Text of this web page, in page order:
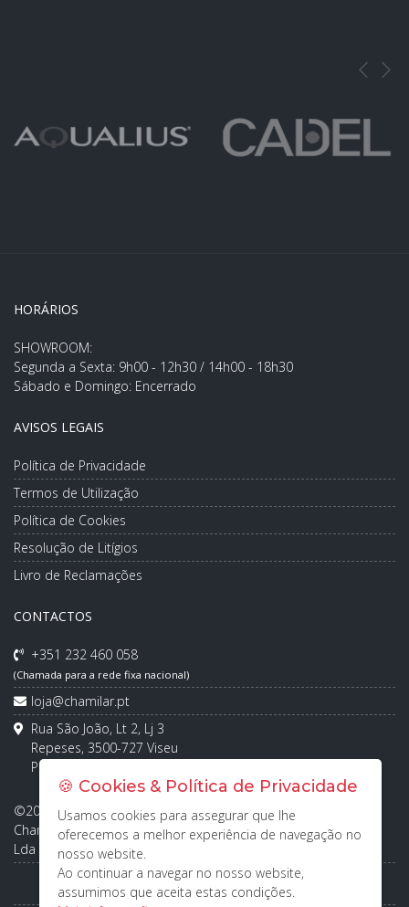
HORÁRIOS
SHOWROOM:
Segunda a Sexta: 9h00 - 12h30 / 14h00 - 18h30
Sábado e Domingo: Encerrado
AVISOS LEGAIS
Política de Privacidade
Termos de Utilização
Política de Cookies
Resolução de Litígios
Livro de Reclamações
CONTACTOS
+351 232 460 058
(Chamada para a rede fixa nacional)
loja@chamilar.pt
Rua São João, Lt 2, Lj 3
Repeses, 3500-727 Viseu
Portugal
©2026 - Todos os direitos reservados.
Chamilar - Importação E Distribuição de Energias Renováveis,
Lda
PT
EN
🍪 Cookies & Política de Privacidade
Usamos cookies para assegurar que lhe
oferecemos a melhor experiência de navegação no
nosso website.
Ao continuar a navegar no nosso website,
assumimos que aceita estas condições.